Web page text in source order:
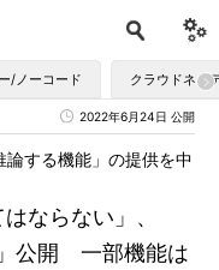
/ノーコード クラウドネイ
2022年6月24日 公開
ならない」、
公開 一部機能は
する機能」の提供を中